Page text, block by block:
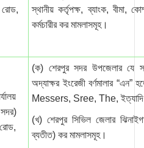
রোড,
স্থানীয় কর্তৃপক্ষ, ব্যাংক, বীমা,
কর্মচারীর কর মামলাসমূহ।
(ক) শেরপুর সদর উপজেলার যে
অদ্যাক্ষর ইংরেজী বর্ণমালার
Messers, Sree, The, ইত্যাদি
(খ) শেরপুর সিভিল জেলার
ব্যতীত) কর মামলাসমূহ।